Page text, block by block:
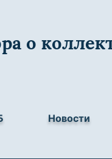
о
Новости